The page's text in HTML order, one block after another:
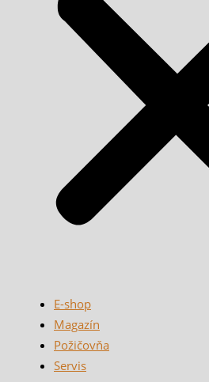
E-shop
Magazín
Požičovňa
Servis